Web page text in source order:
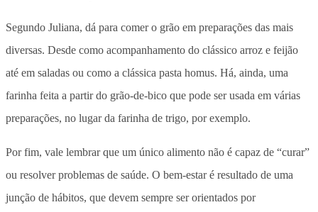
Segundo Juliana, dá para comer o grão em preparações das mais
diversas. Desde como acompanhamento do clássico arroz e feijão
até em saladas ou como a clássica pasta homus. Há, ainda, uma
farinha feita a partir do grão-de-bico que pode ser usada em várias
preparações, no lugar da farinha de trigo, por exemplo.
Por fim, vale lembrar que um único alimento não é capaz de “curar”
ou resolver problemas de saúde. O bem-estar é resultado de uma
junção de hábitos, que devem sempre ser orientados por